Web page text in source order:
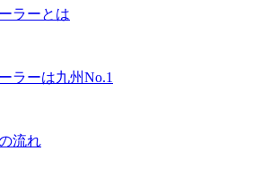
ラーとは
ラーは九州No.1
流れ